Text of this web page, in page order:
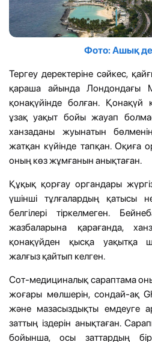
Фото: Ашық
Тергеу деректеріне сәйкес,
қараша айында Лондондағы
қонақүйінде болған. Қонақүй
ұзақ уақыт бойы жауап
ханзаданы жуынатын
жатқан күйінде тапқан. Оқиға
оның көз жұмғанын анықтаған.
Құқық қорғау органдары
үшінші тұлғалардың қатысы
белгілері тіркелмеген.
жазбаларына қарағанда,
қонақүйден қысқа уақытқа
жалғыз қайтып келген.
Сот-медициналық сараптама
жоғары мөлшерін, сондай-ақ
және мазасыздықты емдеуге
заттың іздерін анықтаған.
бойынша, осы заттардың